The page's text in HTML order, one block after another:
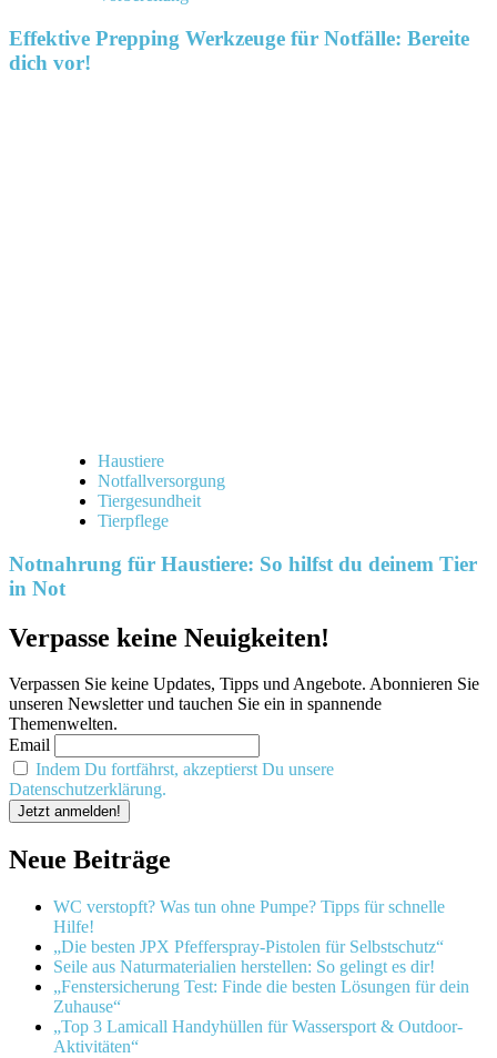
Effektive Prepping Werkzeuge für Notfälle: Bereite
dich vor!
Haustiere
Notfallversorgung
Tiergesundheit
Tierpflege
Notnahrung für Haustiere: So hilfst du deinem Tier
in Not
Verpasse keine Neuigkeiten!
Verpassen Sie keine Updates, Tipps und Angebote. Abonnieren Sie
unseren Newsletter und tauchen Sie ein in spannende
Themenwelten.
Email
Indem Du fortfährst, akzeptierst Du unsere
Datenschutzerklärung.
Neue Beiträge
WC verstopft? Was tun ohne Pumpe? Tipps für schnelle
Hilfe!
„Die besten JPX Pfefferspray-Pistolen für Selbstschutz“
Seile aus Naturmaterialien herstellen: So gelingt es dir!
„Fenstersicherung Test: Finde die besten Lösungen für dein
Zuhause“
„Top 3 Lamicall Handyhüllen für Wassersport & Outdoor-
Aktivitäten“